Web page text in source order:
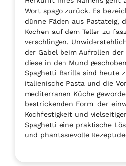
Wort spago zurück. Es
dünne Fäden aus Pastateig,
Kochen auf dem Teller zu
verschlingen.
der Gabel beim Aufrollen der
diese in den Mund
Spaghetti Barilla sind heute
italienische Pasta und die
mediterranen Küche
bestrickenden Form, der
Kochfestigkeit und
Spaghetti eine praktische
und phantasievolle